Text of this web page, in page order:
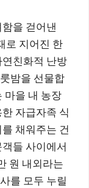
을 걷어낸
로 지어진 한
친화적 난방
밤을 선물합
마을 내 농장
자급자족 식
채워주는 건
들 사이에서
원 내외라는
를 모두 누릴